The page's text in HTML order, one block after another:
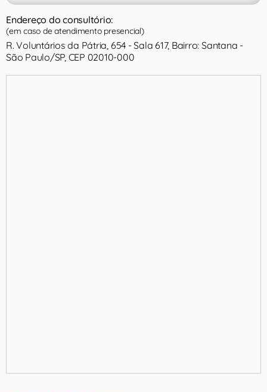
Endereço do consultório:
(em caso de atendimento presencial)
R. Voluntários da Pátria, 654 - Sala 617, Bairro: Santana -
São Paulo/SP, CEP 02010-000